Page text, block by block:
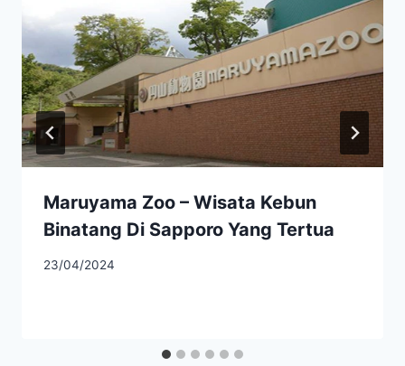
Maruyama Zoo – Wisata Kebun
Binatang Di Sapporo Yang Tertua
23/04/2024